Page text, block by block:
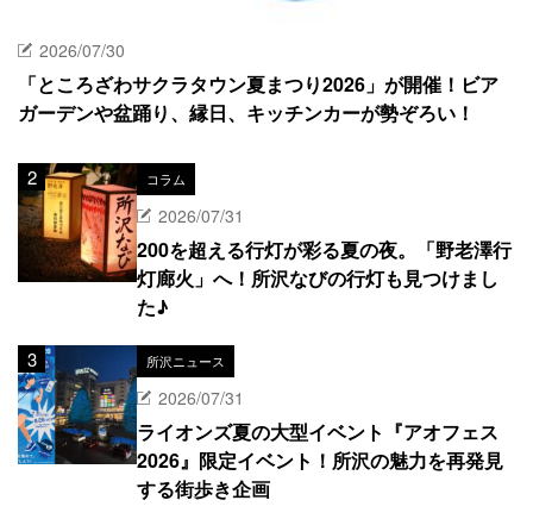
2026/07/30
「ところざわサクラタウン夏まつり2026」が開催！ビア
ガーデンや盆踊り、縁日、キッチンカーが勢ぞろい！
コラム
2026/07/31
200を超える行灯が彩る夏の夜。「野老澤行
灯廊火」へ！所沢なびの行灯も見つけまし
た♪
所沢ニュース
2026/07/31
ライオンズ夏の大型イベント『アオフェス
2026』限定イベント！所沢の魅力を再発見
する街歩き企画